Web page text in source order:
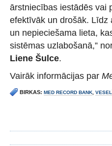
ārstniecības iestādēs vai
efektīvāk un drošāk. Līdz
un nepieciešama lieta,
sistēmas uzlabošanā,”
Liene Šulce.
Vairāk informācijas par
BIRKAS: MED RECORD BANK